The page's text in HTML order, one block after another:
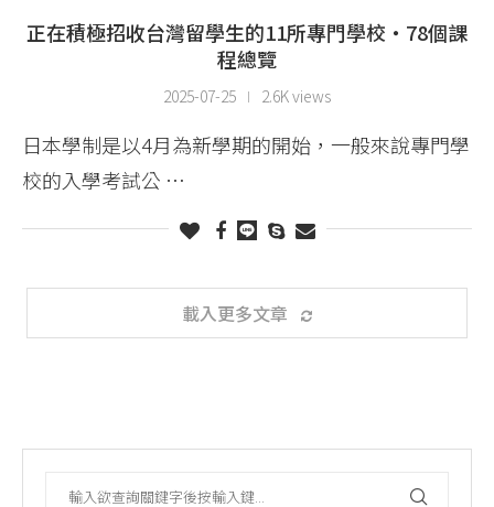
正在積極招收台灣留學生的11所專門學校・78個課
程總覽
2025-07-25 2.6K views
日本學制是以4月為新學期的開始，一般來說專門學
校的入學考試公 …
載入更多文章